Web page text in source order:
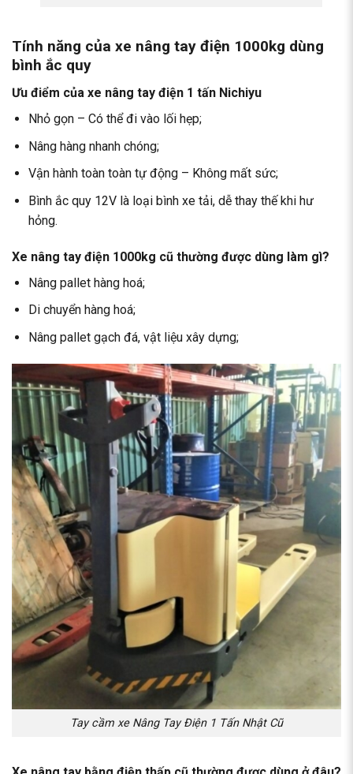
Tính năng của xe nâng tay điện 1000kg dùng
bình ắc quy
Ưu điểm của xe nâng tay điện 1 tấn Nichiyu
Nhỏ gọn – Có thể đi vào lối hẹp;
Nâng hàng nhanh chóng;
Vận hành toàn toàn tự động – Không mất sức;
Bình ắc quy 12V là loại bình xe tải, dễ thay thế khi hư
hỏng.
Xe nâng tay điện 1000kg cũ thường được dùng làm gì?
Nâng pallet hàng hoá;
Di chuyển hàng hoá;
Nâng pallet gạch đá, vật liệu xây dựng;
Tay cầm xe Nâng Tay Điện 1 Tấn Nhật Cũ